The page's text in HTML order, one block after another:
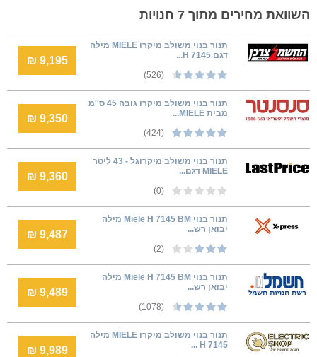
השוואת מחירים מתוך 7 חנויות
תנור בנוי משולב מיקרו MIELE מילה
דגם H 7145...
(526)
9,195 ₪
תנור בנוי משולב מיקרו גובה 45 ס''מ
מבית MIELE...
(424)
9,350 ₪
תנור בנוי משולב מיקרוגל - 43 ליטר
MIELE דגם...
(0)
9,360 ₪
‏תנור בנוי Miele H 7145 BM מילה
יבואן רש...
(2)
9,487 ₪
‏תנור בנוי Miele H 7145 BM מילה
יבואן רש...
(1078)
9,489 ₪
תנור בנוי משולב מיקרו MIELE מילה
H 7145 ...
9,989 ₪